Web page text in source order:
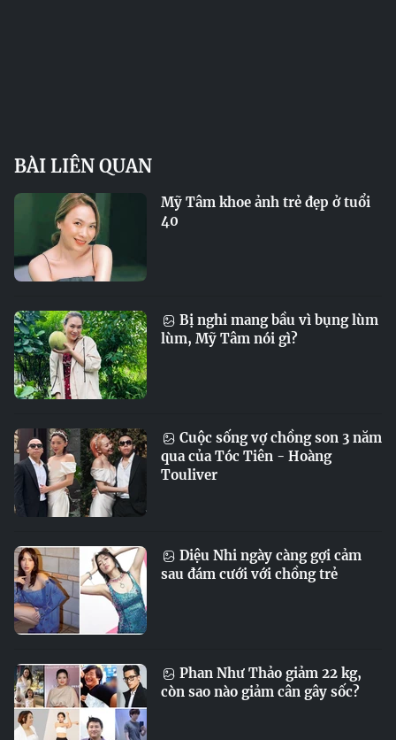
BÀI LIÊN QUAN
Mỹ Tâm khoe ảnh trẻ đẹp ở tuổi
40
Bị nghi mang bầu vì bụng lùm
lùm, Mỹ Tâm nói gì?
Cuộc sống vợ chồng son 3 năm
qua của Tóc Tiên - Hoàng
Touliver
Diệu Nhi ngày càng gợi cảm
sau đám cưới với chồng trẻ
Phan Như Thảo giảm 22 kg,
còn sao nào giảm cân gây sốc?